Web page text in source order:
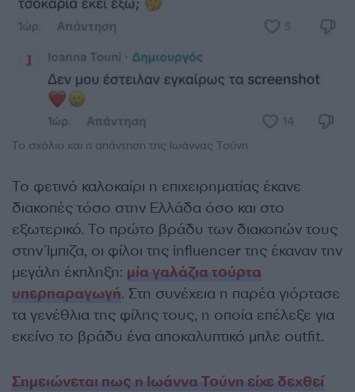
Το σχόλιο και η απάντηση της Ιωάννας Τούνη
Το φετινό καλοκαίρι η επιχειρηματίας έκανε
διακοπές τόσο στην Ελλάδα όσο και στο
εξωτερικό. Το πρώτο βράδυ των διακοπών τους
στην Ίμπιζα, οι φίλοι της influencer της έκαναν την
μεγάλη έκπληξη: μία γαλάζια τούρτα
υπερπαραγωγή. Στη συνέχεια η παρέα γιόρτασε
τα γενέθλια της φίλης τους, η οποία επέλεξε για
εκείνο το βράδυ ένα αποκαλυπτικό μπλε outfit.
Σημειώνεται πως η Ιωάννα Τούνη είχε δεχθεί